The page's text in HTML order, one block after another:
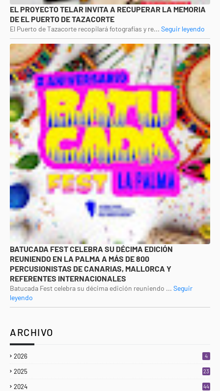
EL PROYECTO TELAR INVITA A RECUPERAR LA MEMORIA
DE EL PUERTO DE TAZACORTE
El Puerto de Tazacorte recopilará fotografías y re... Seguir leyendo
BATUCADA FEST CELEBRA SU DÉCIMA EDICIÓN
REUNIENDO EN LA PALMA A MÁS DE 800
PERCUSIONISTAS DE CANARIAS, MALLORCA Y
REFERENTES INTERNACIONALES
Batucada Fest celebra su décima edición reuniendo ... Seguir
leyendo
ARCHIVO
2026 4
2025
23
2024 44